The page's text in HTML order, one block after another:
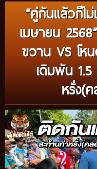
“คู่กันแล้วก็ไ
เมษายน
ขวาน VS โห
เดิมพัน
หรั่ง(ค